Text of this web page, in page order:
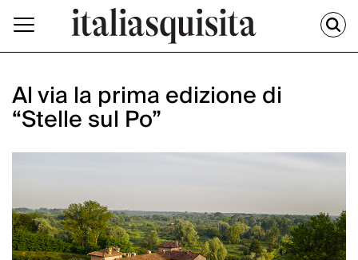
Al via la prima edizione di
“Stelle sul Po”